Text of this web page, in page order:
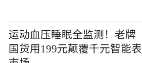
运动血压睡眠全监测！老牌
国货用199元颠覆千元智能表